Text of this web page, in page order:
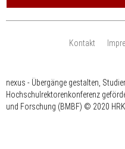
Kontakt
nexus - Übergänge gestalten,
Hochschulrektorenkonferenz
und Forschung (BMBF) © 2020 HRK